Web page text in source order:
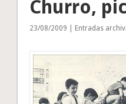
Churro,
23/08/2009 | Entradas